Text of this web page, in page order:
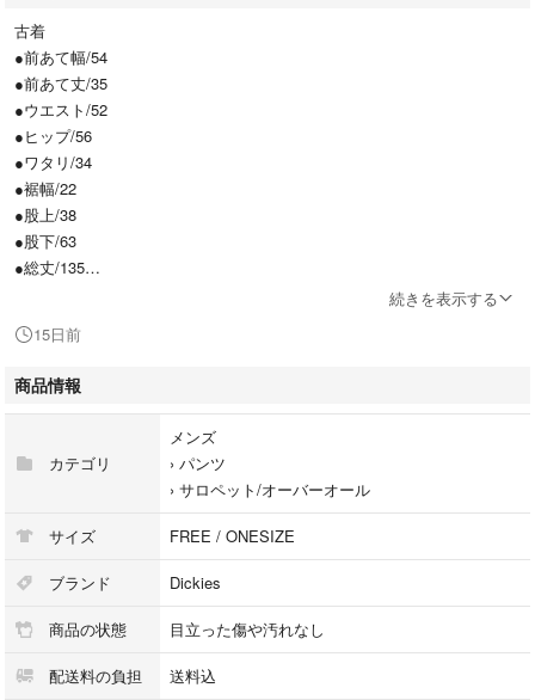
古着
●前あて幅/54
●前あて丈/35
●ウエスト/52
●ヒップ/56
●ワタリ/34
●裾幅/22
●股上/38
●股下/63
●総丈/135
※あくまで素人寸法なのでご了承下さい。
●色
うーん、この商品なんか惜しいんだよなぁ。
と思ったそこのあなた。
をクリックすると激安で良い商品が見つかる、
新たな世界へ誘います。
続きを表示する
15日前
商品情報
カテゴリ
メンズ
› パンツ
› サロペット/オーバーオール
サイズ FREE / ONESIZE
ブランド Dickies
商品の状態 目立った傷や汚れなし
配送料の負担 送料込